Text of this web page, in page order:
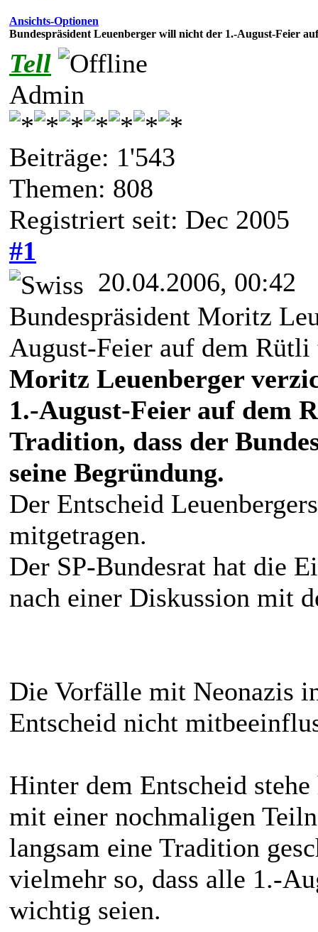
Ansichts-Optionen
Bundespräsident Leuenberger will nicht der 1.-August-Feier
Tell
Admin
Beiträge: 1'543
Themen: 808
Registriert seit: Dec 2005
#1
20.04.2006, 00:42
Bundespräsident Moritz
August-Feier auf dem Rütli
Moritz Leuenberger
1.-August-Feier auf dem
Tradition, dass der
seine Begründung.
Der Entscheid
mitgetragen.
Der SP-Bundesrat hat die
nach einer Diskussion mit
Die Vorfälle mit Neonazis
Entscheid nicht
Hinter dem Entscheid
mit einer nochmaligen
langsam eine Tradition
vielmehr so, dass alle 1.-
wichtig seien.